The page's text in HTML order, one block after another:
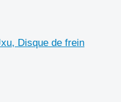
Disque de frein